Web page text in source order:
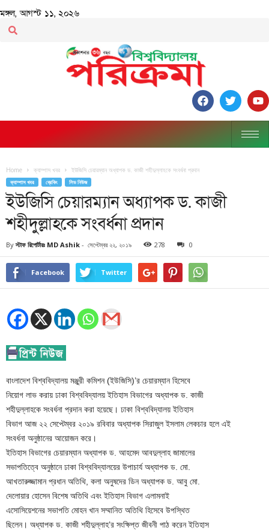
মঙ্গল, আগস্ট ১১, ২০২৬
Home ক্যাম্পাস খবর ইউজিসি চেয়ারম্যান অধ্যাপক ড. কাজী শহীদুল্লাহকে সংবর্ধনা প্রদান
ক্যাম্পাস খবর ব্রেকিং লিড নিউজ
ইউজিসি চেয়ারম্যান অধ্যাপক ড. কাজী
শহীদুল্লাহকে সংবর্ধনা প্রদান
By স্টাফ রিপোর্টারঃ MD Ashik - সেপ্টেম্বর ২২, ২০১৯ 278 0
Facebook Twitter
বাংলাদেশ বিশ্ববিদ্যালয় মঞ্জুরী কমিশন (ইউজিসি)’র চেয়ারম্যান হিসেবে
নিয়োগ লাভ করায় ঢাকা বিশ্ববিদ্যালয় ইতিহাস বিভাগের অধ্যাপক ড. কাজী
শহীদুল্লাহকে সংবর্ধনা প্রদান করা হয়েছে। ঢাকা বিশ্ববিদ্যালয় ইতিহাস
বিভাগ আজ ২২ সেপ্টেম্বর ২০১৯ রবিবার অধ্যাপক সিরাজুল ইসলাম লেকচার হলে এই
সংবর্ধনা অনুষ্ঠানের আয়োজন করে।
ইতিহাস বিভাগের চেয়ারম্যান অধ্যাপক ড. আহমেদ আবদুল্লাহ জামালের
সভাপতিত্বে অনুষ্ঠানে ঢাকা বিশ্ববিদ্যালয়ের উপাচার্য অধ্যাপক ড. মো.
আখতারুজ্জামান প্রধান অতিথি, কলা অনুষদের ডিন অধ্যাপক ড. আবু মো.
দেলোয়ার হোসেন বিশেষ অতিথি এবং ইতিহাস বিভাগ এলামনাই
এসোসিয়েশনের সভাপতি মোহন খান সম্মানিত অতিথি হিসেবে উপস্থিত
ছিলেন। অধ্যাপক ড. কাজী শহীদুল্লাহ’র সংক্ষিপ্ত জীবনী পাঠ করেন ইতিহাস